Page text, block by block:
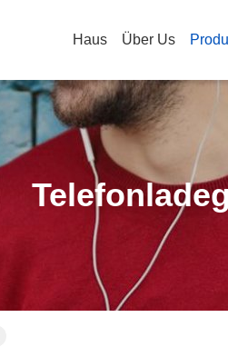
Haus Über Us